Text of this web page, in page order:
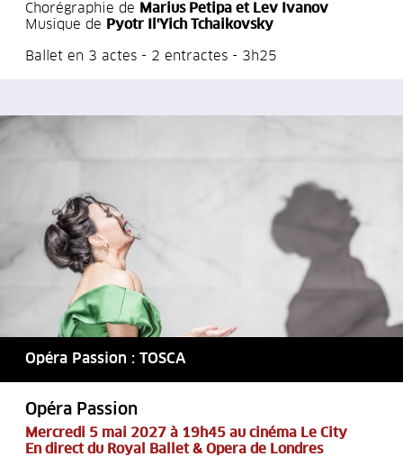
Chorégraphie de Marius Petipa et Lev Ivanov
Musique de
Pyotr Il'Yich Tchaikovsky
Ballet en 3 actes - 2 entractes - 3h25
Opéra Passion : TOSCA
Opéra Passion
Mercredi 5 mai 2027 à 19h45 au cinéma Le City
En direct du Royal Ballet & Opera de Londres